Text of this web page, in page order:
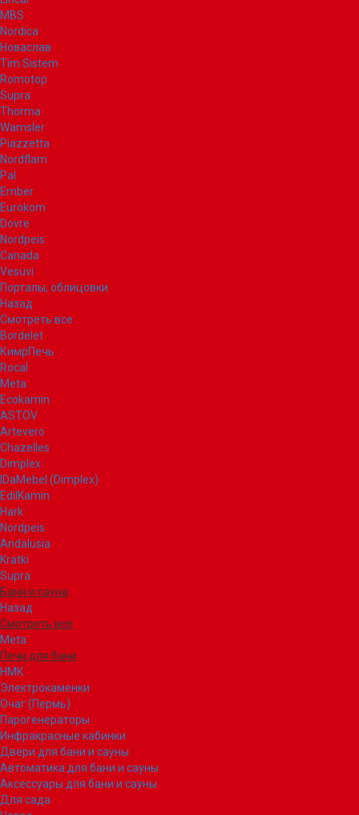
MBS
Nordica
Новаслав
Tim Sistem
Romotop
Supra
Thorma
Wamsler
Piazzetta
Nordflam
Pal
Ember
Eurokom
Dovre
Nordpeis
Canada
Vesuvi
Порталы, облицовки
Назад
Смотреть все
Bordelet
КимрПечь
Rocal
Meta
Ecokamin
ASTOV
Artevero
Chazelles
Dimplex
IDaMebel (Dimplex)
EdilKamin
Hark
Nordpeis
Andalusia
Kratki
Supra
Баня и сауна
Назад
Смотреть все
Meta
Печи для бани
НМК
Электрокаменки
Очаг (Пермь)
Парогенераторы
Инфракрасные кабинки
Двери для бани и сауны
Автоматика для бани и сауны
Аксессуары для бани и сауны
Для сада